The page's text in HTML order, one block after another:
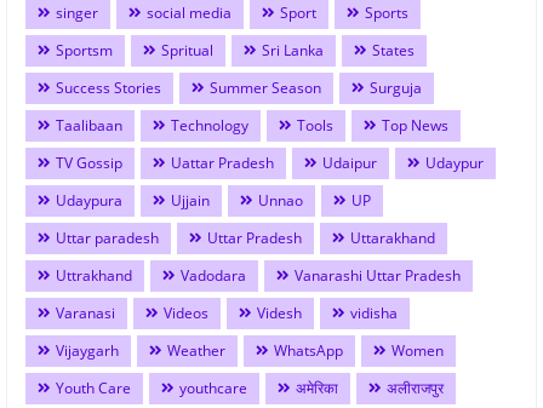
singer
social media Sport
Sports
Sportsm
Spritual Sri Lanka
States
Success Stories
Summer Season
Surguja
Taalibaan
Technology Tools
Top News
TV Gossip
Uattar Pradesh Udaipur
Udaypur
Udaypura
Ujjain Unnao
UP
Uttar paradesh
Uttar Pradesh
Uttarakhand
Uttrakhand
Vadodara
Vanarashi Uttar Pradesh
Varanasi
Videos Videsh
vidisha
Vijaygarh
Weather WhatsApp
Women
Youth Care
youthcare अमेरिका
अलीराजपुर